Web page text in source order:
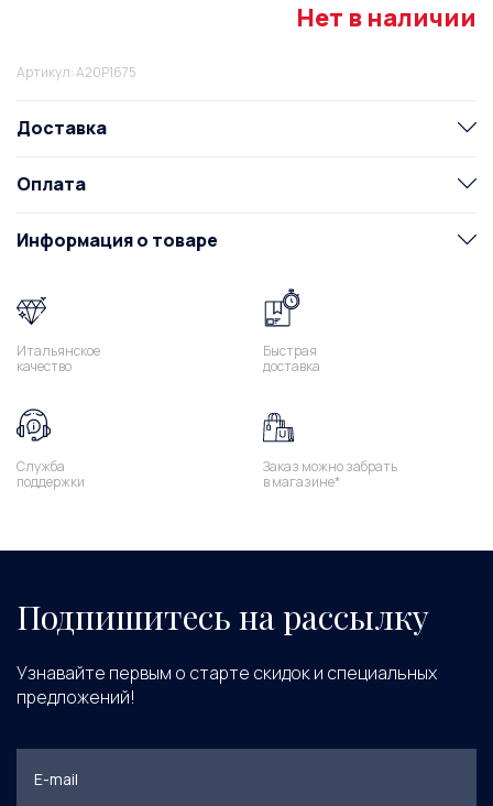
Артикул: A20P1675
Нет в наличии
Доставка
Оплата
Информация о товаре
Итальянское
качество
Быстрая
доставка
Служба
поддержки
Заказ можно забрать
в магазине*
Подпишитесь на рассылку
Узнавайте первым о старте скидок и специальных
предложений!